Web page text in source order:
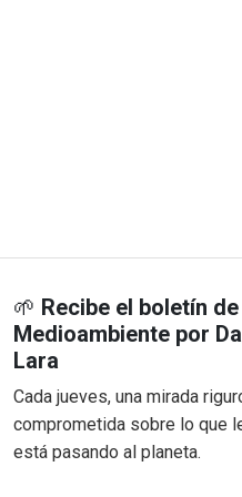
🌱 Recibe el boletín de
Medioambiente por
Lara
Cada jueves, una mirada
comprometida sobre lo que
está pasando al planeta.